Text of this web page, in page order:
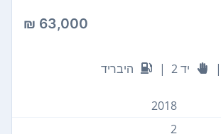
63,000 ₪
| יד 2 | היבריד
2018
2